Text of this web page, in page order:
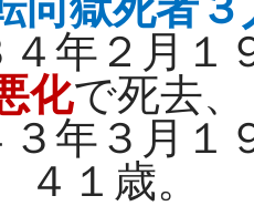
４年２月１
化で死去
３年３月１
４１歳。